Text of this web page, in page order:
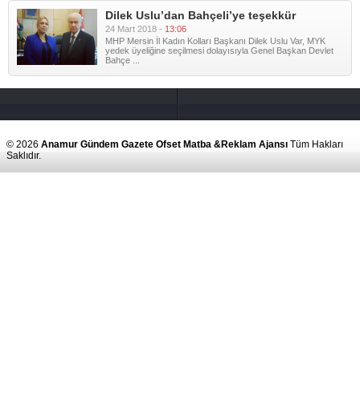
Dilek Uslu’dan Bahçeli’ye teşekkür
24 Mart 2018 - 13:06
MHP Mersin İl Kadın Kolları Başkanı Dilek Uslu Var, MYK
yedek üyeliğine seçilmesi dolayısıyla Genel Başkan Devlet
Bahçe ...
© 2026 Anamur Gündem Gazete Ofset Matba &Reklam Ajansı Tüm Hakları
Saklıdır.